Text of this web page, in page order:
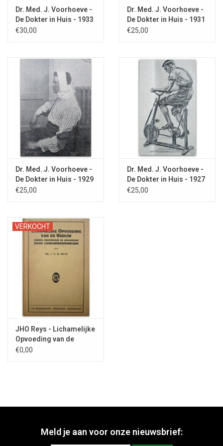
zonden' van Johanna Breevoort aan (hetzelfde boekje waar Jan
Wolkers zo'n hekel aan zou krijgen).
Dr. Med. J. Voorhoeve -
De Dokter in Huis - 1933
€30,00
Dr. Med. J. Voorhoeve -
De Dokter in Huis - 1931
€25,00
Dr. Med. J. Voorhoeve -
De Dokter in Huis - 1929
€25,00
Dr. Med. J. Voorhoeve -
De Dokter in Huis - 1927
€25,00
VERKOCHT
JHO Reys - Lichamelijke
Opvoeding van de
Vrouw - 1927
€0,00
Meld je aan voor onze nieuwsbrief: